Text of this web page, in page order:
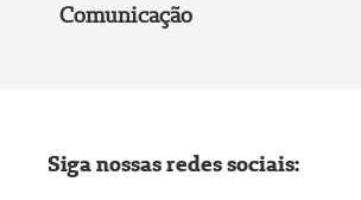
Comunicação
Siga nossas redes sociais: